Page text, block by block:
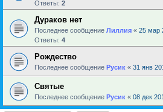
Ответы: 2
Дураков нет
Последнее сообщение Лиллия « 25 мар
Ответы: 4
Рождество
Последнее сообщение Русик « 31 янв
Святые
Последнее сообщение Русик « 08 дек